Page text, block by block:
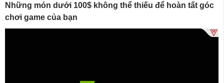
Những món dưới 100$ không thể thiếu để hoàn tất góc
chơi game của bạn